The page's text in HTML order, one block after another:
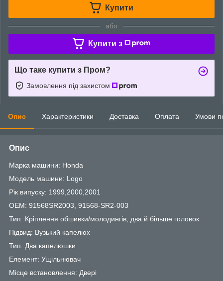
Купити
або
Купити з
Що таке купити з Пром?
Замовлення під захистом
Опис Характеристики Доставка Оплата Умови
Опис
Марка машини: Honda
Модель машини: Logo
Рік випуску: 1999,2000,2001
OEM: 91568SR2003, 91568-SR2-003
Тип: Кріплення обшивки/молодингів, два й більше головок
Підвид: Вузький капелюх
Тип: Два капелюшки
Елемент: Ущільнювач
Місце встановлення: Двері